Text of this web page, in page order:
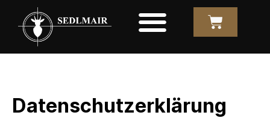
Datenschutz­erklärung